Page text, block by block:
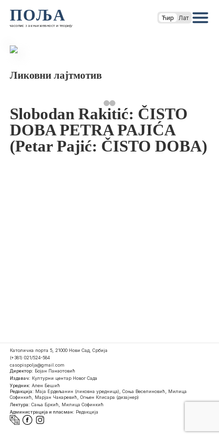
ПОЉА
часопис за књижевност и теорију
Ћир Лат
Ликовни лајтмотив
Slobodan Rakitić: ČISTO
DOBA PETRA PAJIĆA
(Petar Pajić: ČISTO DOBA)
Католичка порта 5, 21000 Нови Сад, Србија
(+381) 021/524-584
casopispolja@gmail.com
Директор: Бојан Панаотовић
Издавач: Културни центар Новог Сада
Уредник: Ален Бешић
Редакција: Маја Ердељанин (ликовна уредница), Соња Веселиновић, Милица
Софинкић, Марјан Чакаревић, Огњен Клисара (дизајнер)
Лектура: Сања Бркић, Милица Софинкић
Администрација и пласман: Редакција